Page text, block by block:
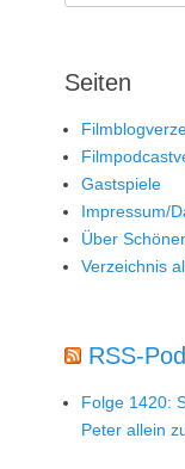
Seiten
Gastspiele
Impressum/
Über
Verzeichnis
RSS-
Folge 1420:
Peter allein